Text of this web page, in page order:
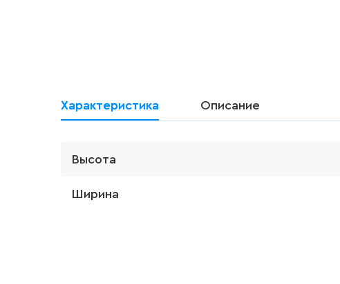
Характеристика Описание
Высота
Ширина